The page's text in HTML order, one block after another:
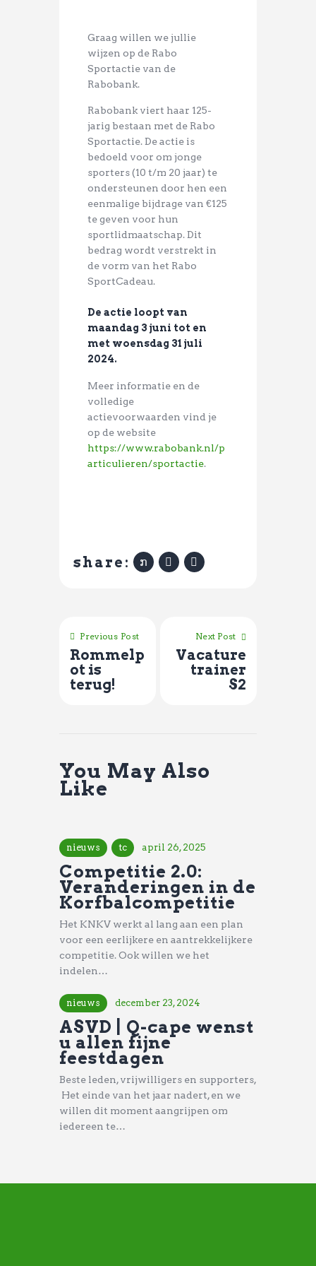
Graag willen we jullie
wijzen op de Rabo
Sportactie van de
Rabobank.
Rabobank viert haar 125-
jarig bestaan met de Rabo
Sportactie. De actie is
bedoeld voor om jonge
sporters (10 t/m 20 jaar) te
ondersteunen door hen een
eenmalige bijdrage van €125
te geven voor hun
sportlidmaatschap. Dit
bedrag wordt verstrekt in
de vorm van het Rabo
SportCadeau.
De actie loopt van
maandag 3 juni tot en
met woensdag 31 juli
2024.
Meer informatie en de
volledige
actievoorwaarden vind je
op de website
https://www.rabobank.nl/p
articulieren/sportactie.
share:
Previous Post
Rommelp
ot is
terug!
Next Post
Vacature
trainer
S2
You May Also
Like
nieuws tc april 26, 2025
Competitie 2.0:
Veranderingen in de
Korfbalcompetitie
Het KNKV werkt al lang aan een plan
voor een eerlijkere en aantrekkelijkere
competitie. Ook willen we het
indelen…
nieuws december 23, 2024
ASVD | Q-cape wenst
u allen fijne
feestdagen
Beste leden, vrijwilligers en supporters,
Het einde van het jaar nadert, en we
willen dit moment aangrijpen om
iedereen te…